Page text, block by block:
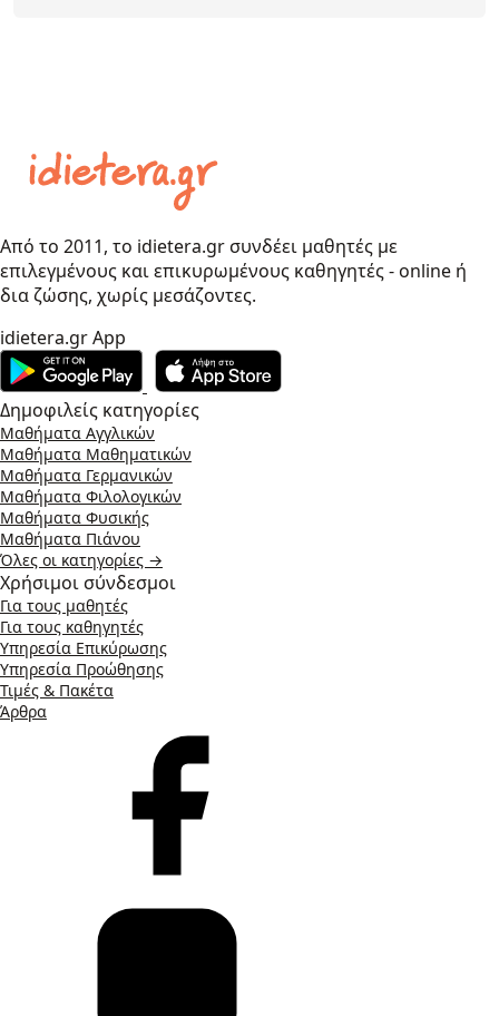
Από το 2011, το idietera.gr συνδέει μαθητές με
επιλεγμένους και επικυρωμένους καθηγητές - online ή
δια ζώσης, χωρίς μεσάζοντες.
idietera.gr App
Δημοφιλείς κατηγορίες
Μαθήματα Αγγλικών
Μαθήματα Μαθηματικών
Μαθήματα Γερμανικών
Μαθήματα Φιλολογικών
Μαθήματα Φυσικής
Μαθήματα Πιάνου
Όλες οι κατηγορίες →
Χρήσιμοι σύνδεσμοι
Για τους μαθητές
Για τους καθηγητές
Υπηρεσία Επικύρωσης
Υπηρεσία Προώθησης
Τιμές & Πακέτα
Άρθρα